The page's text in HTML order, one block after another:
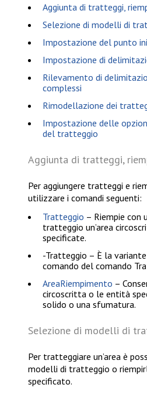
Aggiunta di tratteggi,
Selezione di modelli di
Impostazione del punto
Impostazione di
Rilevamento di
complessi
Rimodellazione dei
Impostazione delle
del tratteggio
Aggiunta di tratteggi,
Per aggiungere tratteggi e
utilizzare i comandi seguenti:
Tratteggio – Riempie con
tratteggio un’area
specificate.
-Tratteggio – È la
comando del comando
AreaRiempimento –
circoscritta o le entità
solido o una sfumatura.
Selezione di modelli di
Per tratteggiare un’area è
modelli di tratteggio o
specificato.